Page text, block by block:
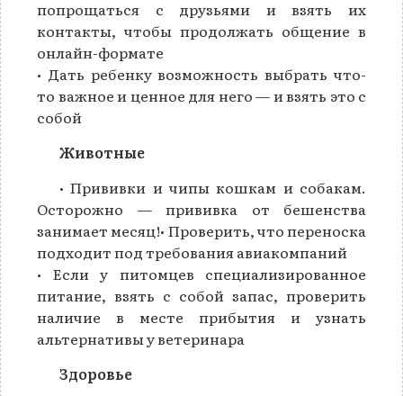
попрощаться с друзьями и взять их
контакты, чтобы продолжать общение в
онлайн-формате
• Дать ребенку возможность выбрать что-
то важное и ценное для него — и взять это с
собой
Животные
• Прививки и чипы кошкам и собакам.
Осторожно — прививка от бешенства
занимает месяц!• Проверить, что переноска
подходит под требования авиакомпаний
• Если у питомцев специализированное
питание, взять с собой запас, проверить
наличие в месте прибытия и узнать
альтернативы у ветеринара
Здоровье